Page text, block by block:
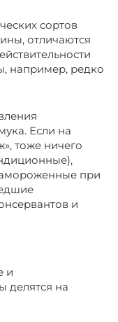
сортов
отличаются
например, редко
Если на
тоже ничего
при
и
и
делятся на